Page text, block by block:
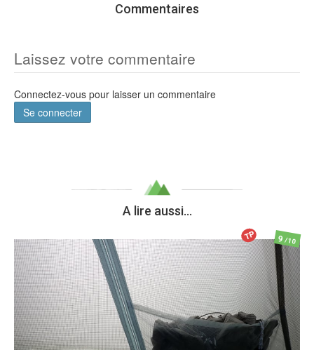
Commentaires
Laissez votre commentaire
Connectez-vous pour laisser un commentaire
Se connecter
A lire aussi...
9/10
TP